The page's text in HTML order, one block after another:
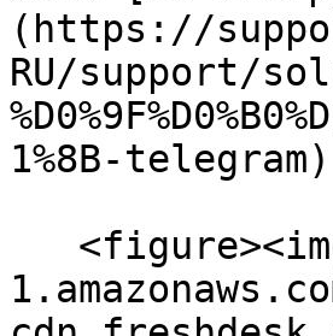
(https://
RU/support/
1%8B-